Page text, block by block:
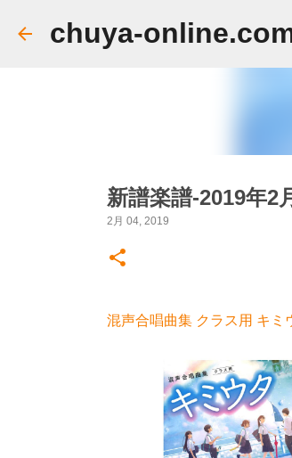
chuya-
新譜楽譜-2019年2
2月 04, 2019
混声合唱曲集 クラス用 キ